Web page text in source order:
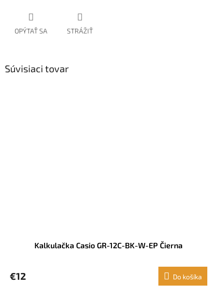
OPÝTAŤ SA STRÁŽIŤ
Súvisiaci tovar
Kalkulačka Casio GR-12C-BK-W-EP Čierna
€12 Do košíka